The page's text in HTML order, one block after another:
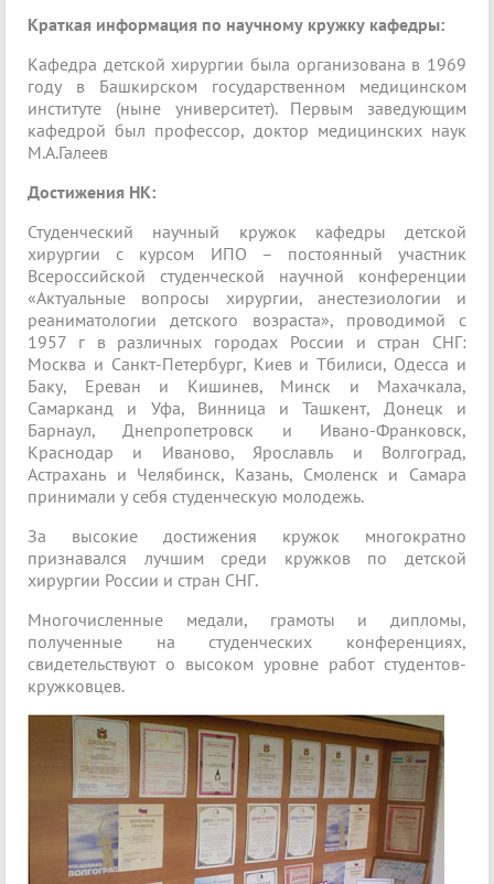
Краткая информация по научному кружку кафедры:
Кафедра детской хирургии была организована в 1969
году в Башкирском государственном медицинском
институте (ныне университет). Первым заведующим
кафедрой был профессор, доктор медицинских наук
М.А.Галеев
Достижения НК:
Студенческий научный кружок кафедры детской
хирургии с курсом ИПО – постоянный участник
Всероссийской студенческой научной конференции
«Актуальные вопросы хирургии, анестезиологии и
реаниматологии детского возраста», проводимой с
1957 г в различных городах России и стран СНГ:
Москва и Санкт-Петербург, Киев и Тбилиси, Одесса и
Баку, Ереван и Кишинев, Минск и Махачкала,
Самарканд и Уфа, Винница и Ташкент, Донецк и
Барнаул, Днепропетровск и Ивано-Франковск,
Краснодар и Иваново, Ярославль и Волгоград,
Астрахань и Челябинск, Казань, Смоленск и Самара
принимали у себя студенческую молодежь.
За высокие достижения кружок многократно
признавался лучшим среди кружков по детской
хирургии России и стран СНГ.
Многочисленные медали, грамоты и дипломы,
полученные на студенческих конференциях,
свидетельствуют о высоком уровне работ студентов-
кружковцев.